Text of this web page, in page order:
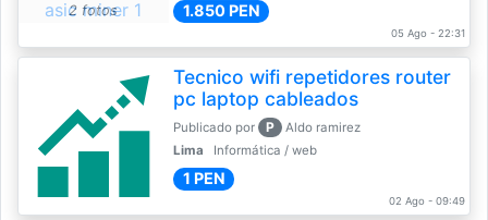
2 fotos 1.850 PEN
05 Ago - 22:31
Tecnico wifi repetidores router
pc laptop cableados
Publicado por P
Aldo ramirez
Lima
Informática / web
1 PEN
02 Ago - 09:49